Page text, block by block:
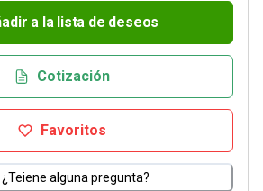
a la lista de deseos
Cotización
Favoritos
¿Teiene alguna pregunta?